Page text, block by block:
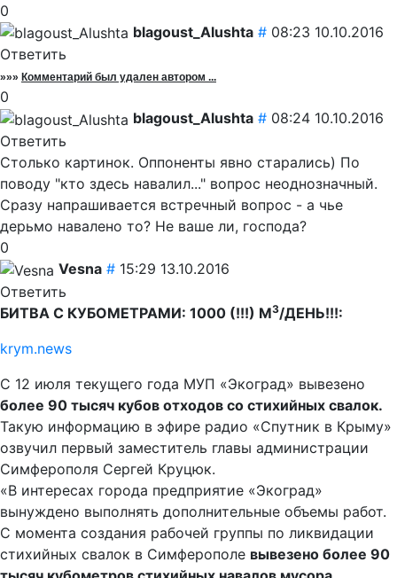
0
blagoust_Alushta # 08:23 10.10.2016
Ответить
»»» Комментарий был удален автором ...
0
blagoust_Alushta # 08:24 10.10.2016
Ответить
Столько картинок. Оппоненты явно старались) По
поводу "кто здесь навалил..." вопрос неоднозначный.
Сразу напрашивается встречный вопрос - а чье
дерьмо навалено то? Не ваше ли, господа?
0
Vesna # 15:29 13.10.2016
Ответить
БИТВА С КУБОМЕТРАМИ: 1000 (!!!) М3/ДЕНЬ!!!:
krym.news
С 12 июля текущего года МУП «Экоград» вывезено
более 90 тысяч кубов отходов со стихийных свалок.
Такую информацию в эфире радио «Спутник в Крыму»
озвучил первый заместитель главы администрации
Симферополя Сергей Круцюк.
«В интересах города предприятие «Экоград»
вынуждено выполнять дополнительные объемы работ.
С момента создания рабочей группы по ликвидации
стихийных свалок в Симферополе вывезено более 90